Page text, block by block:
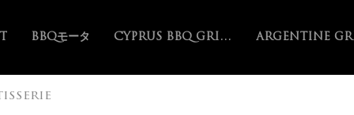
BBQモータ CYPRUS BBQ GRILL